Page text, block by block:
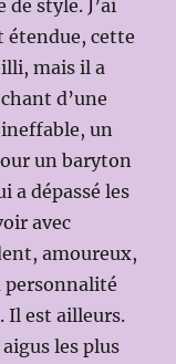
style. J’ai
étendue, cette
mais il a
d’une
un
un baryton
a dépassé les
avec
amoureux,
personnalité
Il est ailleurs.
les plus